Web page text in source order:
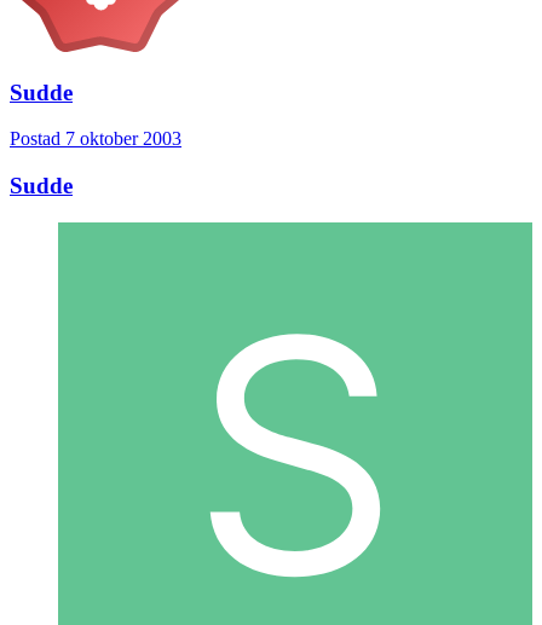
Sudde
Postad 7 oktober 2003
Sudde